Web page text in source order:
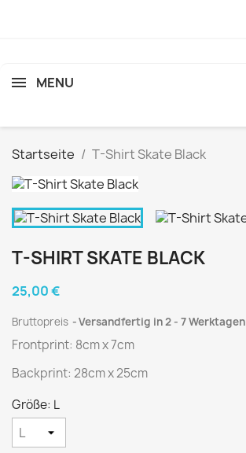
MENU
Startseite T-Shirt Skate Black
T-SHIRT SKATE BLACK
25,00 €
Bruttopreis Versandfertig in 2 - 7 Werktagen
Frontprint: 8cm x 7cm
Backprint: 28cm x 25cm
Größe: L